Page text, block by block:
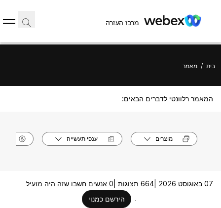
מרכז העזרה
בית / מאמר
המאמר רלוונטי לדברים הבאים:
מוצרים ענפי תעשייה
07 באוגוסט 2026 | 664 תצוגות |
0 אנשים חשבו שזה היה מועיל
הירשם כמנוי